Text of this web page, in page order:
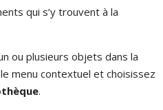
qui s’y trouvent à la
ou plusieurs objets dans la
menu contextuel et choisissez
.